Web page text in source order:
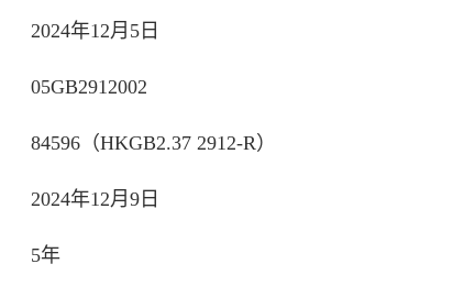
2024年12月5日
05GB2912002
84596（HKGB2.37 2912-R）
2024年12月9日
5年